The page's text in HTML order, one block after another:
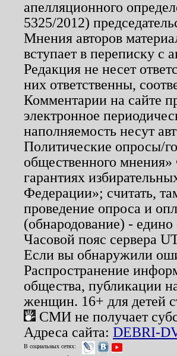
апелляционного
5325/2012)
Мнения авторов
вступает в переписку с
Редакция не несет
них ответственны,
Комментарии на сайте
электронное
наполняемость несут
Политические опросы/
общественного
гарантиях
Федерации»; считать,
проведение опроса и
(обнародование) - едино
Часовой пояс сервера
Если вы обнаружили
Распространение
общества, публикации
женщин. 16+ для детей
СМИ не получает
Адреса сайта: DEBRI-
В социальных сетях: